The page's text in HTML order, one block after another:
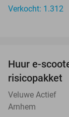
Verkocht: 1.312
Huur e-
risicopakket
Veluwe Actief
Arnhem